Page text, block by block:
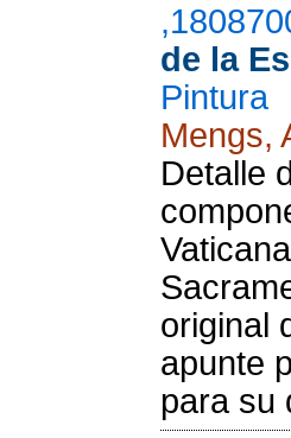
de la
Pintura
Mengs,
Detalle
original
apunte
para su